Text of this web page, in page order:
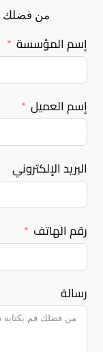
من فضلك
إسم المؤسسة
إسم العميل
البريد الإلكتروني
رقم الهاتف
رسالة